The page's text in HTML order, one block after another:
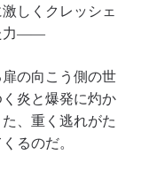
しくクレッシェ
力――
の向こう側の世
炎と爆発に灼か
、重く逃れがた
るのだ。